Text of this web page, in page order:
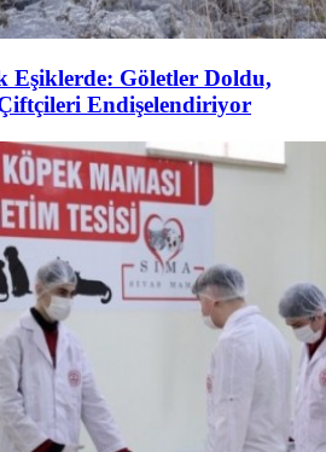
Eşiklerde: Göletler Doldu,
Endişelendiriyor